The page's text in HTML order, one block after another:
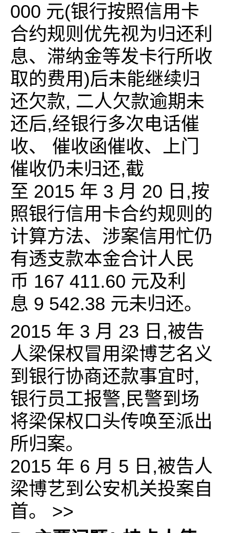
000 元(银行按照信用卡
合约规则优先视为归还利
息、滞纳金等发卡行所收
取的费用)后未能继续归
还欠款, 二人欠款逾期未
还后,经银行多次电话催
收、 催收函催收、上门
催收仍未归还,截
至 2015 年 3 月 20 日,按
照银行信用卡合约规则的
计算方法、涉案信用忙仍
有透支款本金合计人民
币 167 411.60 元及利
息 9 542.38 元未归还。
2015 年 3 月 23 日,被告
人梁保权冒用梁博艺名义
到银行协商还款事宜时,
银行员工报警,民警到场
将梁保权口头传唤至派出
所归案。
2015 年 6 月 5 日,被告人
梁博艺到公安机关投案自
首。 >>